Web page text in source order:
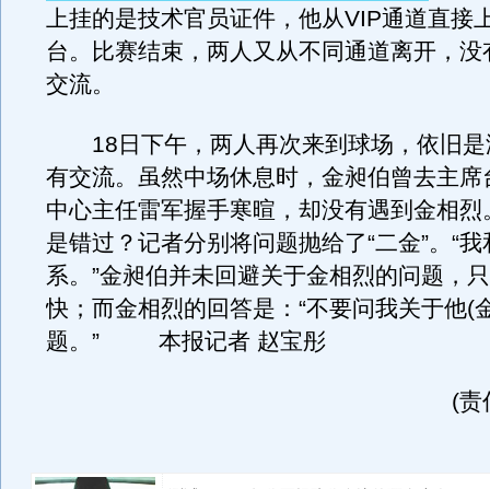
上挂的是技术官员证件，他从VIP通道直接
台。比赛结束，两人又从不同通道离开，
交流。
18日下午，两人再次来到球场，依旧是
有交流。虽然中场休息时，金昶伯曾去主席
中心主任雷军握手寒暄，却没有遇到金相烈
是错过？记者分别将问题抛给了“二金”。“
系。”金昶伯并未回避关于金相烈的问题，
快；而金相烈的回答是：“不要问我关于他(
题。” 本报记者 赵宝彤
(责